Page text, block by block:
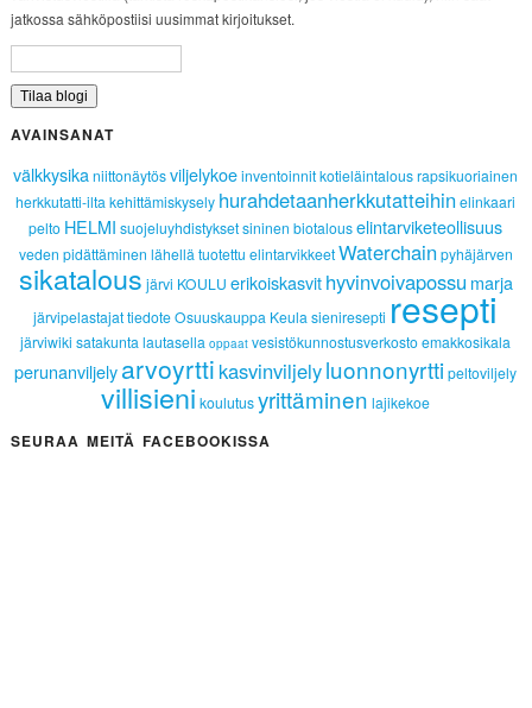
jatkossa sähköpostiisi uusimmat kirjoitukset.
AVAINSANAT
välkkysika niittonäytös viljelykoe inventoinnit kotieläintalous rapsikuoriainen
herkkutatti-ilta kehittämiskysely hurahdetaanherkkutatteihin elinkaari
pelto HELMI suojeluyhdistykset sininen biotalous elintarviketeollisuus
veden pidättäminen lähellä tuotettu elintarvikkeetWaterchainpyhäjärven
sikatalous järvi KOULU erikoiskasvithyvinvoivapossu marja
järvipelastajat tiedote Osuuskauppa Keula sieniresepti resepti
järviwiki satakunta lautasella oppaat vesistökunnostusverkosto emakkosikala
perunanviljelyarvoyrtti kasvinviljelyluonnonyrtti peltoviljely
villisieni koulutus yrittäminen lajikekoe
SEURAA MEITÄ FACEBOOKISSA